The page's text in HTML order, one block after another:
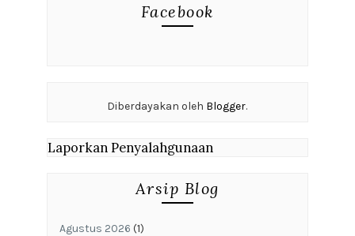
Facebook
Diberdayakan oleh Blogger.
Laporkan Penyalahgunaan
Arsip Blog
Agustus 2026 (1)